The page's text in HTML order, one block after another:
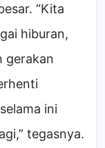
“Kita
hiburan,
gerakan
ini
tegasnya.